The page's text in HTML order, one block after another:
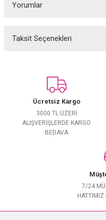
ŞAL
Yorumlar
Taksit Seçenekleri
Ücretsiz Kargo
3000 TL ÜZERİ
ALIŞVERİŞLERDE KARGO
BEDAVA
7/24